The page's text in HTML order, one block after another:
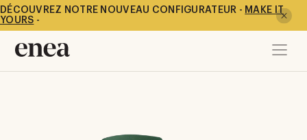
DÉCOUVREZ NOTRE NOUVEAU CONFIGURATEUR - MAKE IT
YOURS -